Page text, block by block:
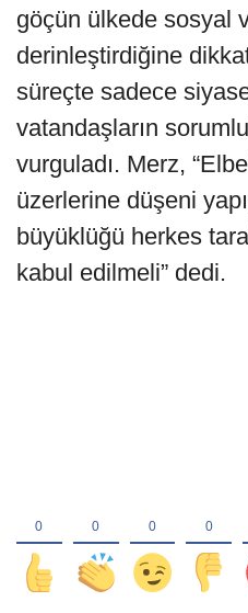
göçün ülkede sosyal
derinleştirdiğine
süreçte sadece
vatandaşların
vurguladı. Merz,
üzerlerine düşeni
büyüklüğü herkes
kabul edilmeli” dedi.